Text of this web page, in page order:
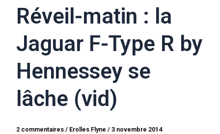
Réveil-matin : la
Jaguar F-Type R by
Hennessey se
lâche (vid)
2 commentaires / Erolles Flyne/3 novembre 2014